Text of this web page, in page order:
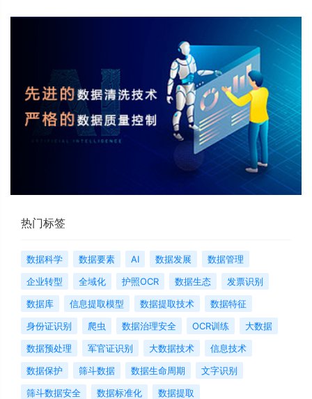
热门标签
数据科学 数据要素 AI 数据发展
数据管理
企业转型
全域化 护照OCR 数据生态
发票识别
数据库
信息提取模型 数据提取技术
数据特征
身份证识别
爬虫 数据治理安全 OCR训练
大数据
数据预处理
军官证识别 大数据技术
信息技术
数据保护
筛斗数据 数据生命周期
文字识别
筛斗数据安全
数据标准化 数据提取